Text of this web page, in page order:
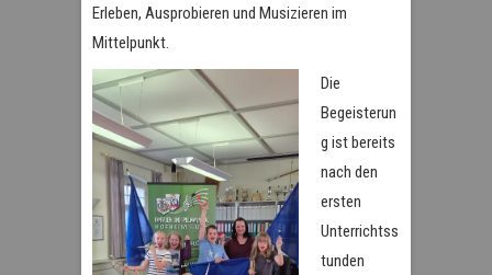
Erleben, Ausprobieren und Musizieren im
Mittelpunkt.
Die
Begeisterun
g ist bereits
nach den
ersten
Unterrichtss
tunden